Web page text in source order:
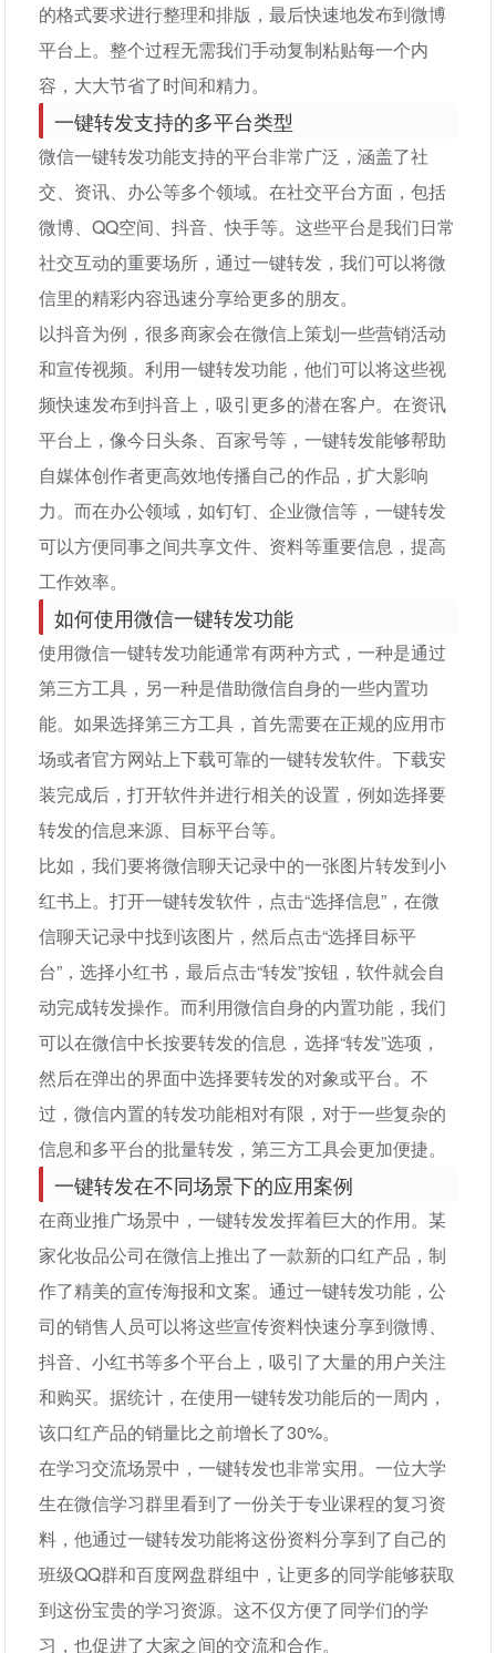
的格式要求进行整理和排版，最后快速地发布到微博
平台上。整个过程无需我们手动复制粘贴每一个内
容，大大节省了时间和精力。
一键转发支持的多平台类型
微信一键转发功能支持的平台非常广泛，涵盖了社
交、资讯、办公等多个领域。在社交平台方面，包括
微博、QQ空间、抖音、快手等。这些平台是我们日常
社交互动的重要场所，通过一键转发，我们可以将微
信里的精彩内容迅速分享给更多的朋友。
以抖音为例，很多商家会在微信上策划一些营销活动
和宣传视频。利用一键转发功能，他们可以将这些视
频快速发布到抖音上，吸引更多的潜在客户。在资讯
平台上，像今日头条、百家号等，一键转发能够帮助
自媒体创作者更高效地传播自己的作品，扩大影响
力。而在办公领域，如钉钉、企业微信等，一键转发
可以方便同事之间共享文件、资料等重要信息，提高
工作效率。
如何使用微信一键转发功能
使用微信一键转发功能通常有两种方式，一种是通过
第三方工具，另一种是借助微信自身的一些内置功
能。如果选择第三方工具，首先需要在正规的应用市
场或者官方网站上下载可靠的一键转发软件。下载安
装完成后，打开软件并进行相关的设置，例如选择要
转发的信息来源、目标平台等。
比如，我们要将微信聊天记录中的一张图片转发到小
红书上。打开一键转发软件，点击“选择信息”，在微
信聊天记录中找到该图片，然后点击“选择目标平
台”，选择小红书，最后点击“转发”按钮，软件就会自
动完成转发操作。而利用微信自身的内置功能，我们
可以在微信中长按要转发的信息，选择“转发”选项，
然后在弹出的界面中选择要转发的对象或平台。不
过，微信内置的转发功能相对有限，对于一些复杂的
信息和多平台的批量转发，第三方工具会更加便捷。
一键转发在不同场景下的应用案例
在商业推广场景中，一键转发发挥着巨大的作用。某
家化妆品公司在微信上推出了一款新的口红产品，制
作了精美的宣传海报和文案。通过一键转发功能，公
司的销售人员可以将这些宣传资料快速分享到微博、
抖音、小红书等多个平台上，吸引了大量的用户关注
和购买。据统计，在使用一键转发功能后的一周内，
该口红产品的销量比之前增长了30%。
在学习交流场景中，一键转发也非常实用。一位大学
生在微信学习群里看到了一份关于专业课程的复习资
料，他通过一键转发功能将这份资料分享到了自己的
班级QQ群和百度网盘群组中，让更多的同学能够获取
到这份宝贵的学习资源。这不仅方便了同学们的学
习，也促进了大家之间的交流和合作。